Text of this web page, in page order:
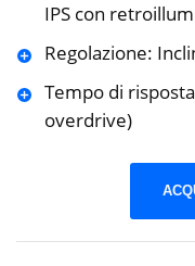
IPS con
Regolazione:
Tempo di
overdrive)